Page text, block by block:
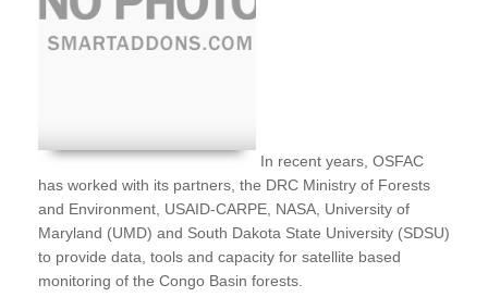
In recent years, OSFAC
has worked with its partners, the DRC Ministry of Forests
and Environment, USAID-CARPE, NASA, University of
Maryland (UMD) and South Dakota State University (SDSU)
to provide data, tools and capacity for satellite based
monitoring of the Congo Basin forests.